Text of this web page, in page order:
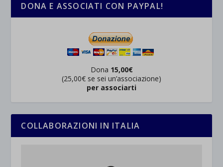
DONA E ASSOCIATI CON PAYPAL!
Dona 15,00€
(25,00€ se sei un’associazione)
per associarti
COLLABORAZIONI IN ITALIA